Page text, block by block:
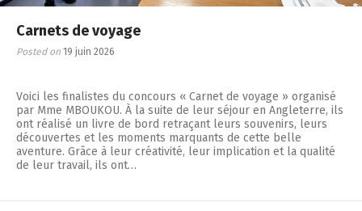
Carnets de voyage
Posted on 19 juin 2026
Voici les finalistes du concours « Carnet de voyage » organisé
par Mme MBOUKOU. À la suite de leur séjour en Angleterre, ils
ont réalisé un livre de bord retraçant leurs souvenirs, leurs
découvertes et les moments marquants de cette belle
aventure. Grâce à leur créativité, leur implication et la qualité
de leur travail, ils ont…